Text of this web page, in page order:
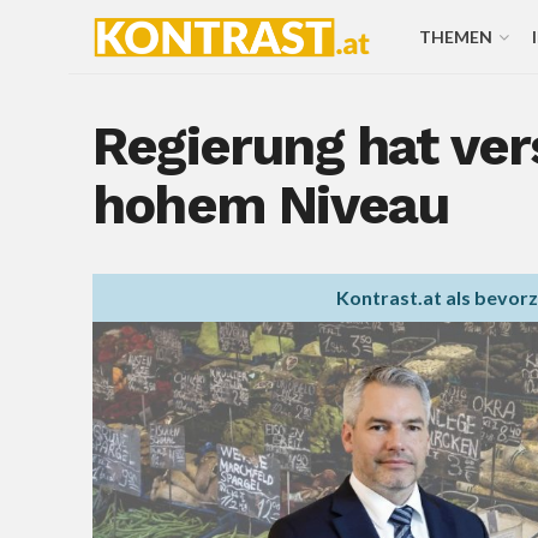
THEMEN
Regierung hat
hohem Niveau
Kontrast.at als